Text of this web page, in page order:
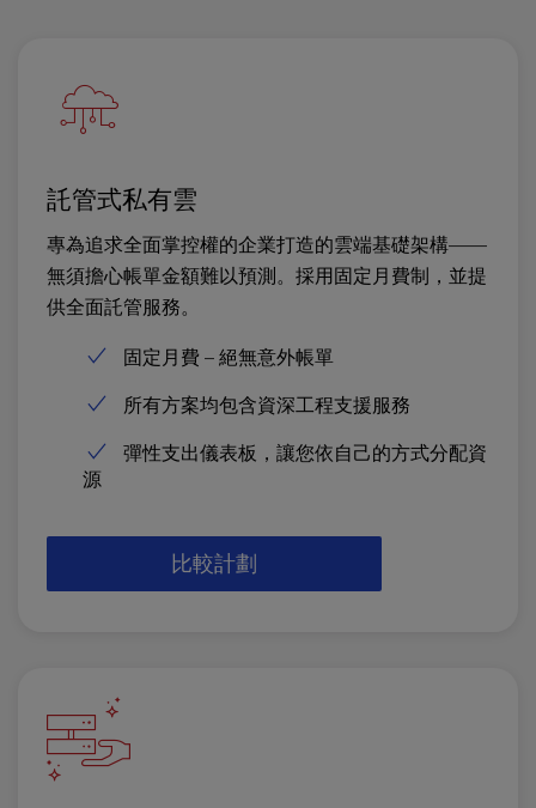
託管式私有雲
專為追求全面掌控權的企業打造的雲端基礎架構——
無須擔心帳單金額難以預測。採用固定月費制，並提
供全面託管服務。
固定月費 – 絕無意外帳單
所有方案均包含資深工程支援服務
彈性支出儀表板，讓您依自己的方式分配資
源
比較計劃